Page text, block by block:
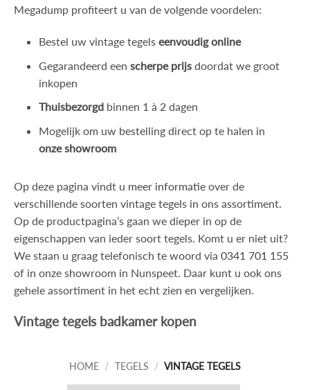
Megadump profiteert u van de volgende voordelen:
Bestel uw vintage tegels eenvoudig online
Gegarandeerd een scherpe prijsdoordat we groot
inkopen
Thuisbezorgdbinnen 1 à 2 dagen
Mogelijk om uw bestelling direct op te halen in
onze showroom
Op deze pagina vindt u meer informatie over de
verschillende soorten vintage tegels in ons assortiment.
Op de productpagina’s gaan we dieper in op de
eigenschappen van ieder soort tegels. Komt u er niet uit?
We staan u graag telefonisch te woord via 0341 701 155
of in onze showroom in Nunspeet. Daar kunt u ook ons
gehele assortiment in het echt zien en vergelijken.
Vintage tegels badkamer kopen
HOME / TEGELS / VINTAGE TEGELS